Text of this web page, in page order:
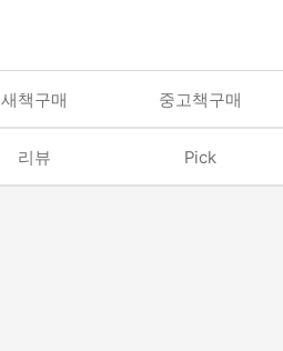
새책구매 중고책구매
리뷰 Pick